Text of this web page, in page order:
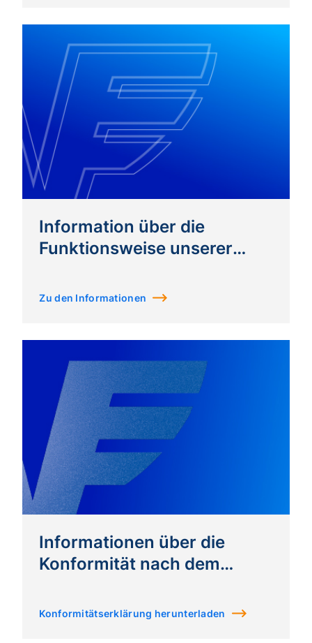
Information über die
Funktionsweise unserer
Zu den Informationen
Informationen über die
Konformität nach dem
(BaFG)
Konformitätserklärung herunterladen